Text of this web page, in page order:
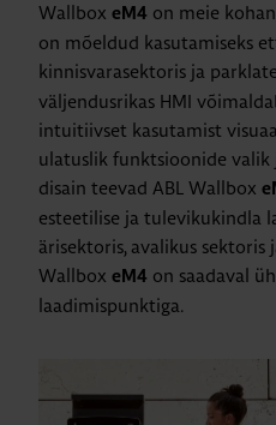
Wallbox eM4 on meie
on mõeldud kasutamiseks
kinnisvarasektoris ja
väljendusrikas HMI
intuitiivset kasutamist
ulatuslik funktsioonide
disain teevad ABL Wallbox
esteetilise ja tulevikukindla
ärisektoris, avalikus sektoris
Wallbox eM4 on saadaval
laadimispunktiga.